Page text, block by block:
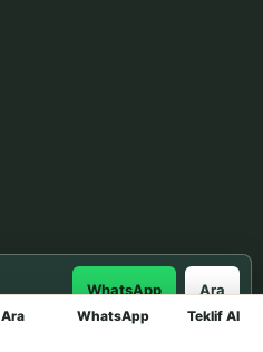
Ara WhatsApp Teklif Al
WhatsApp Ara